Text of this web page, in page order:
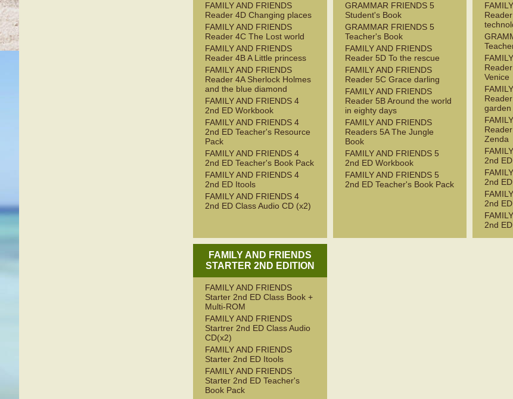
FAMILY AND FRIENDS
Reader 4D Changing places
FAMILY AND FRIENDS
Reader 4C The Lost world
FAMILY AND FRIENDS
Reader 4B A Little princess
FAMILY AND FRIENDS
Reader 4A Sherlock Holmes
and the blue diamond
FAMILY AND FRIENDS 4
2nd ED Workbook
FAMILY AND FRIENDS 4
2nd ED Teacher's Resource
Pack
FAMILY AND FRIENDS 4
2nd ED Teacher's Book Pack
FAMILY AND FRIENDS 4
2nd ED Itools
FAMILY AND FRIENDS 4
2nd ED Class Audio CD (x2)
GRAMMAR FRIENDS 5
Student's Book
GRAMMAR FRIENDS 5
Teacher's Book
FAMILY AND FRIENDS
Reader 5D To the rescue
FAMILY AND FRIENDS
Reader 5C Grace darling
FAMILY AND FRIENDS
Reader 5B Around the world
in eighty days
FAMILY AND FRIENDS
Readers 5A The Jungle
Book
FAMILY AND FRIENDS 5
2nd ED Workbook
FAMILY AND FRIENDS 5
2nd ED Teacher's Book Pack
Venice
garden
Zenda
2nd
2nd
2nd
2nd
FAMILY AND FRIENDS
STARTER 2ND EDITION
FAMILY AND FRIENDS
Starter 2nd ED Class Book +
Multi-ROM
FAMILY AND FRIENDS
Startrer 2nd ED Class Audio
CD(x2)
FAMILY AND FRIENDS
Starter 2nd ED Itools
FAMILY AND FRIENDS
Starter 2nd ED Teacher's
Book Pack